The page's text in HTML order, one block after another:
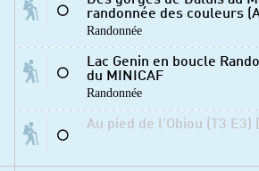
⚪
randonnée des couleurs
Randonnée
⚪
Lac Genin en boucle
du MINICAF
Randonnée
⚪
Au pied de l'Obiou (T3 E3)